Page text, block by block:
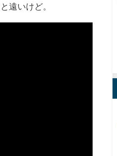
遠いけど。